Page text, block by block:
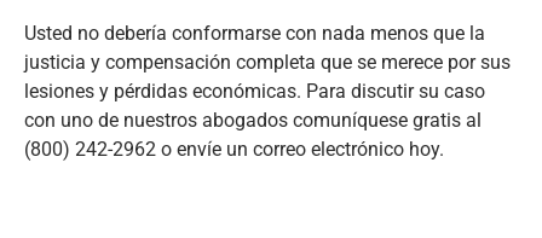
Usted no debería conformarse con nada menos que la
justicia y compensación completa que se merece por sus
lesiones y pérdidas económicas. Para discutir su caso
con uno de nuestros abogados comuníquese gratis al
(800) 242-2962 o envíe un correo electrónico hoy.